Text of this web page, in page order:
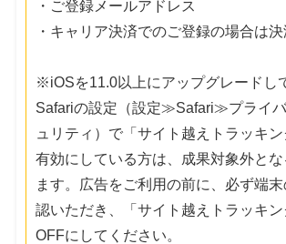
・ご登録メールアドレス
・キャリア決済でのご登録の場合は
※iOSを11.0以上にアップグレードし
Safariの設定（設定≫Safari≫プライ
ュリティ）で「サイト越えトラッキ
有効にしている方は、成果対象外とな
ます。広告をご利用の前に、必ず端
認いただき、「サイト越えトラッキ
OFFにしてください。